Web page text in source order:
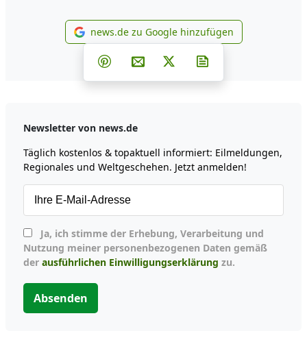
news.de zu Google
news.de zu Google hinzufügen
Teilen auf Facebook
Teilen auf Whatsapp
Teilen auf Telegram
Teilen auf Pinterest
Per E-Mail teilen
Post auf X
Newsletter von news.de
Täglich kostenlos & topaktuell informiert: Eilmeldungen,
Regionales und Weltgeschehen. Jetzt anmelden!
Nutzung meiner personenbezogenen Daten gemäß
der ausführlichen Einwilligungserklärung zu.
Absenden